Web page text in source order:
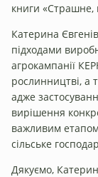
книги «Страшне,
Катерина
підходами
агрокампанії
рослинництві, а
адже
вирішення
важливим
сільське
Дякуємо,